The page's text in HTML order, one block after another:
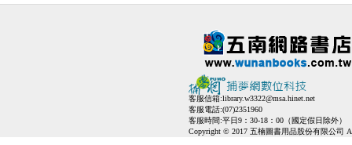
客服信箱:library.w3322@msa.hinet.net
客服電話:(07)2351960
客服時間:平日9：30-18：00（國定假日除外）
Copyright © 2017 五楠圖書用品股份有限公司